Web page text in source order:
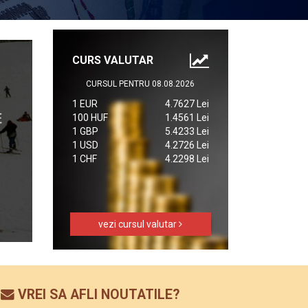
CURS VALUTAR
CURSUL PENTRU 08.08.2026
1 EUR
4.7627 Lei
100 HUF
1.4561 Lei
1 GBP
5.4233 Lei
1 USD
4.2726 Lei
1 CHF
4.2298 Lei
vezi cursul valutar
VREI SA AFLI NOUTATILE?